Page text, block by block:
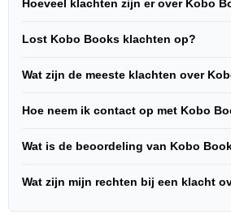
Hoeveel klachten zijn er over Kobo
Lost Kobo Books klachten op?
Wat zijn de meeste klachten over
Hoe neem ik contact op met Kobo
Wat is de beoordeling van Kobo
Wat zijn mijn rechten bij een klacht